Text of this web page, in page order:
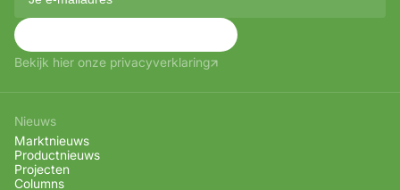
Bekijk hier onze privacyverklaring
Nieuws
Marktnieuws
Productnieuws
Projecten
Columns